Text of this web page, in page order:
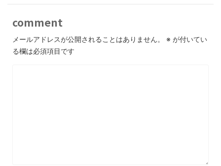
comment
メールアドレスが公開されることはありません。 ※ が付いてい
る欄は必須項目です